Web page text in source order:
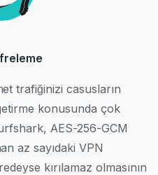
trafiğinizi casusların
konusunda çok
AES-256-GCM
az sayıdaki VPN
kırılamaz olmasının